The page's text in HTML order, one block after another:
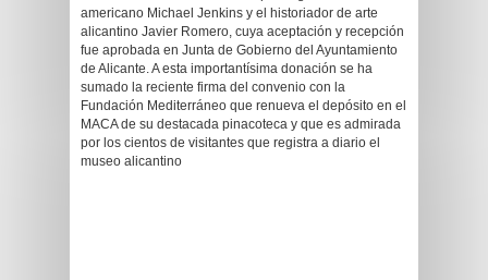
americano Michael Jenkins y el historiador de arte
alicantino Javier Romero, cuya aceptación y recepción
fue aprobada en Junta de Gobierno del Ayuntamiento
de Alicante. A esta importantísima donación se ha
sumado la reciente firma del convenio con la
Fundación Mediterráneo que renueva el depósito en el
MACA de su destacada pinacoteca y que es admirada
por los cientos de visitantes que registra a diario el
museo alicantino